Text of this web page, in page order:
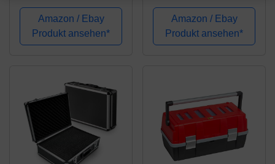
Umschaltknarre,
Ratschen,
Steckschlüssel und
Amazon / Ebay
Produkt ansehen*
und hochwertig, ideal
für den Haushalt o. die
Garage, GS geprüft, im
Amazon / Ebay
Produkt ansehen*